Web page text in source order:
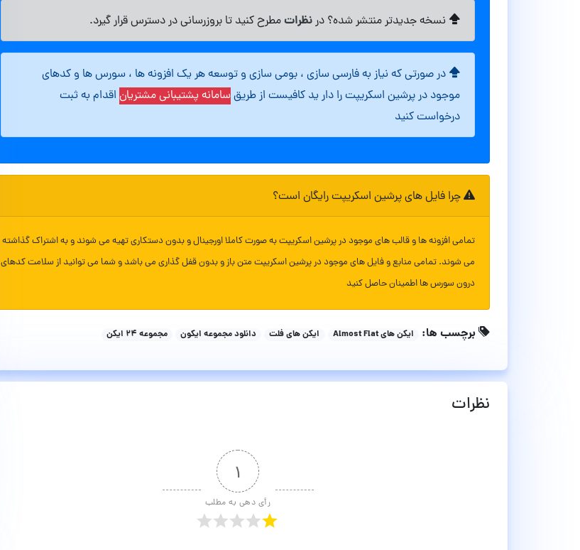
نسخه جدیدتر منتشر شده؟ درنظراتمطرح کنید تا بروزرسانی در دسترس قرار گیرد.
در صورتی که نیاز به فارسی سازی ، بومی سازی و توسعه هر یک افزونه ها ، سورس ها و کدهای
موجود در پرشین اسکریپت را دار ید کافیست از طریقسامانه پشتیبانی مشتریان اقدام به ثبت
درخواست کنید
چرا فایل های پرشین اسکریپت رایگان است؟
تمامی افزونه ها و قالب های موجود در پرشین اسکریپت به صورت کاملا اورجینال و بدون دستکاری تهیه می شوند و به اشتراک گذاشته
می شوند. تمامی منابع و فایل های موجود در پرشین اسکریپت متن باز و بدون قفل گذاری می باشد و شما می توانید از سلامت کدهای
درون سورس ها اطمینان حاصل کنید
برچسب ها: ایکن های Almost Flat ایکن های فلت دانلود مجموعه ایکون مجموعه ۲۴ ایکن
نظرات
۱
رأی دهی به مطلب